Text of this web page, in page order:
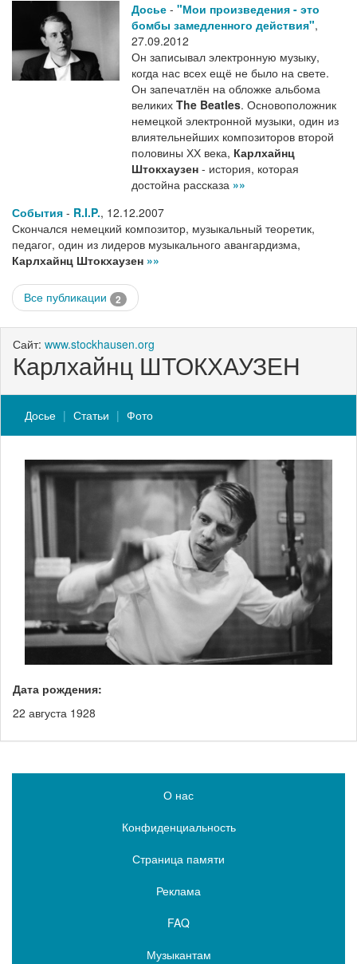
Досье - "Мои произведения - это
бомбы замедленного действия",
27.09.2012
Он записывал электронную музыку,
когда нас всех ещё не было на свете.
Он запечатлён на обложке альбома
великих The Beatles. Основоположник
немецкой электронной музыки, один из
влиятельнейших композиторов второй
половины ХХ века, Карлхайнц
Штокхаузен - история, которая
достойна рассказа »»
События - R.I.P., 12.12.2007
Скончался немецкий композитор, музыкальный теоретик,
педагог, один из лидеров музыкального авангардизма,
Карлхайнц Штокхаузен »»
Все публикации 2
Сайт: www.stockhausen.org
Карлхайнц ШТОКХАУЗЕН
Досье Статьи Фото
Дата рождения:
22 августа 1928
О нас
Конфиденциальность
Страница памяти
Реклама
FAQ
Музыкантам